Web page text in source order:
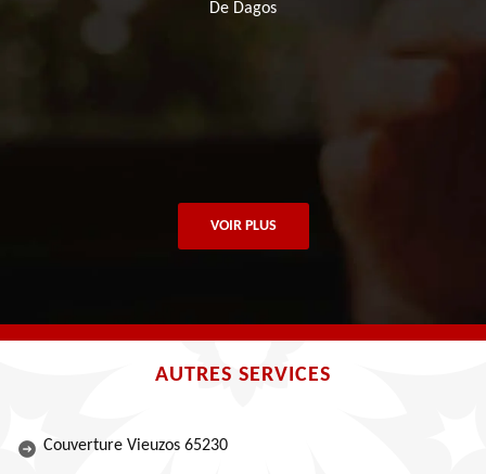
De Dagos
VOIR PLUS
AUTRES SERVICES
Couverture Vieuzos 65230